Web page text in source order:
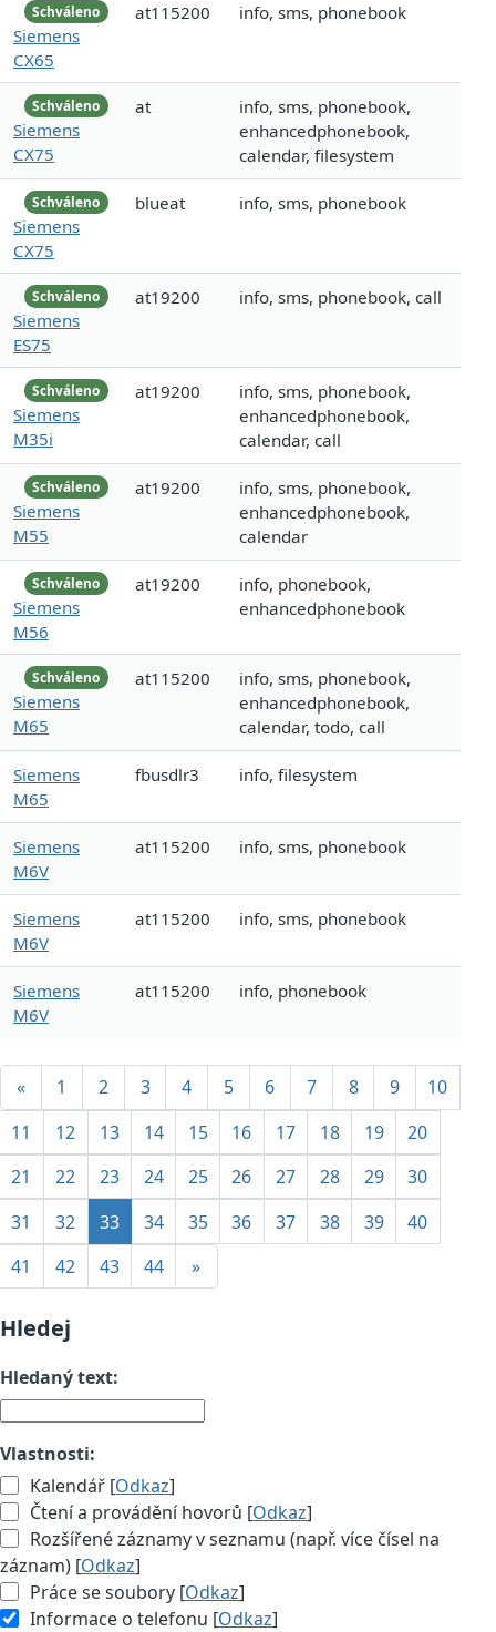
Schváleno
Siemens
CX65
at115200 info, sms, phonebook
Schváleno
Siemens
CX75
at
info, sms, phonebook,
enhancedphonebook,
calendar, filesystem
Schváleno
Siemens
CX75
blueat info, sms, phonebook
Schváleno
Siemens
ES75
at19200 info, sms, phonebook, call
Schváleno
Siemens
M35i
at19200
info, sms, phonebook,
enhancedphonebook,
calendar, call
Schváleno
Siemens
M55
at19200
info, sms, phonebook,
enhancedphonebook,
calendar
Schváleno
Siemens
M56
at19200
info, phonebook,
enhancedphonebook
Schváleno
Siemens
M65
at115200
info, sms, phonebook,
enhancedphonebook,
calendar, todo, call
Siemens
M65
fbusdlr3 info, filesystem
Siemens
M6V
at115200 info, sms, phonebook
Siemens
M6V
at115200 info, sms, phonebook
Siemens
M6V
at115200 info, phonebook
« 1 2 3 4 5 6 7 8 9
10
11
12 13 14 15 16 17 18 19
20
21
22 23 24 25 26 27 28 29
30
31
32 33 34 35 36 37 38 39
40
41
42 43 44 »
Hledej
Hledaný text:
Vlastnosti:
Kalendář [Odkaz]
Čtení a provádění hovorů [Odkaz]
Rozšířené záznamy v seznamu (např. více čísel na
záznam) [Odkaz]
Práce se soubory [Odkaz]
Informace o telefonu [Odkaz]